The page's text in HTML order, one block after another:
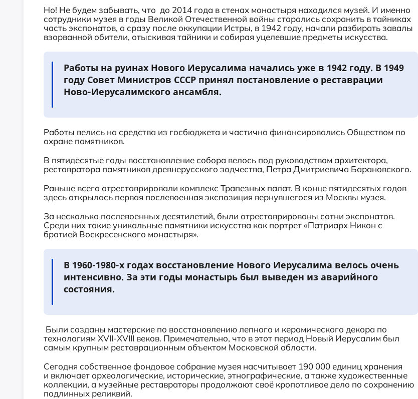
Но! Не будем забывать, что до 2014 года в стенах монастыря находился музей. И именно
сотрудники музея в годы Великой Отечественной войны старались сохранить в тайниках
часть экспонатов, а сразу после оккупации Истры, в 1942 году, начали разбирать завалы
взорванной обители, отыскивая тайники и собирая уцелевшие предметы искусства.
Работы на руинах Нового Иерусалима начались уже в 1942 году. В 1949
году Совет Министров СССР принял постановление о реставрации
Ново-Иерусалимского ансамбля.
Работы велись на средства из госбюджета и частично финансировались Обществом по
охране памятников.
В пятидесятые годы восстановление собора велось под руководством архитектора,
реставратора памятников древнерусского зодчества, Петра Дмитриевича Барановского.
Раньше всего отреставрировали комплекс Трапезных палат. В конце пятидесятых годов
здесь открылась первая послевоенная экспозиция вернувшегося из Москвы музея.
За несколько послевоенных десятилетий, были отреставрированы сотни экспонатов.
Среди них такие уникальные памятники искусства как портрет «Патриарх Никон с
братией Воскресенского монастыря».
В 1960-1980-х годах восстановление Нового Иерусалима велось очень
интенсивно. За эти годы монастырь был выведен из аварийного
состояния.
Были созданы мастерские по восстановлению лепного и керамического декора по
технологиям ХVII-ХVIII веков. Примечательно, что в этот период Новый Иерусалим был
самым крупным реставрационным объектом Московской области.
Сегодня собственное фондовое собрание музея насчитывает 190 000 единиц хранения
и включает археологические, исторические, этнографические, а также художественные
коллекции, а музейные реставраторы продолжают своё кропотливое дело по сохранению
подлинных реликвий.